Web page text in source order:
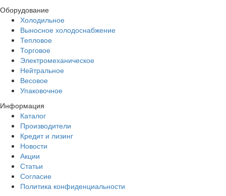
Оборудование
Холодильное
Выносное холодоснабжение
Тепловое
Торговое
Электромеханическое
Нейтральное
Весовое
Упаковочное
Информация
Каталог
Производители
Кредит и лизинг
Новости
Акции
Статьи
Согласие
Политика конфиденциальности